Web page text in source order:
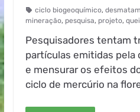
ciclo biogeoquímico,
mineração, pesquisa, projeto,
Pesquisadores tentam
partículas emitidas pela
e mensurar os efeitos
ciclo de mercúrio na